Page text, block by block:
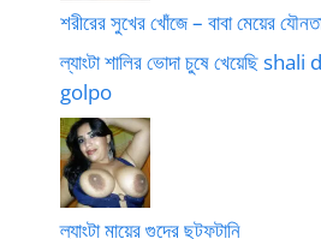
শরীরের সুখের খোঁজে – বাবা মেয়ের
ল্যাংটা শালির ভোদা চুষে খেয়েছি
golpo
ল্যাংটা মায়ের গুদের ছটফটানি